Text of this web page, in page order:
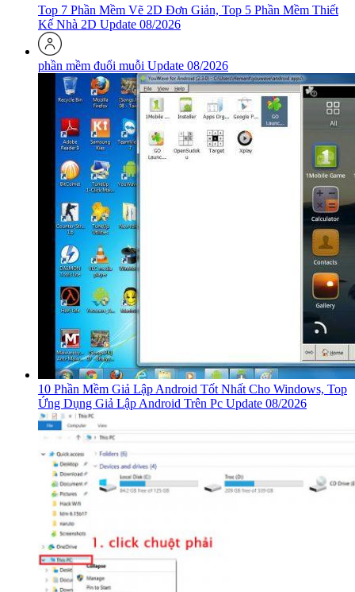
Top 7 Phần Mềm Vẽ 2D Đơn Giản, Top 5 Phần Mềm Thiết
Kế Nhà 2D Update 08/2026
phần mềm đuổi muỗi Update 08/2026
10 Phần Mềm Giả Lập Android Tốt Nhất Cho Windows, Top
Ứng Dụng Giả Lập Android Trên Pc Update 08/2026